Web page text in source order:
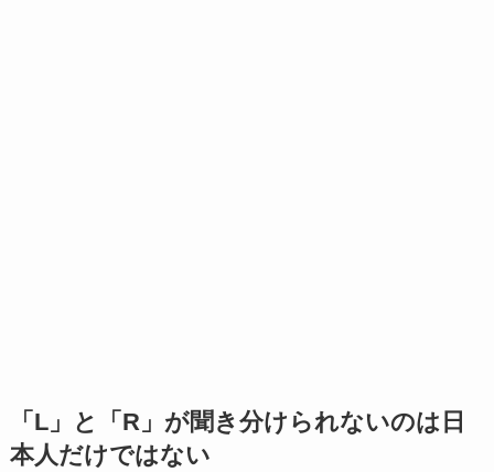
「L」と「R」が聞き分けられないのは日
本人だけではない